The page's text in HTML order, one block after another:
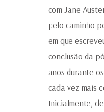
com Jane
pelo caminho
em que
conclusão da
anos durante
cada vez mais
Inicialmente,